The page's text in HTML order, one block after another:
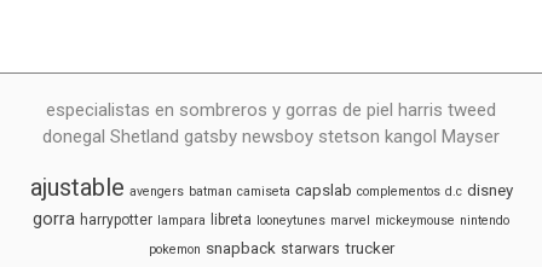
especialistas en sombreros y gorras de piel harris tweed
donegal Shetland gatsby newsboy stetson kangol Mayser
ajustable avengers batman camiseta capslab complementos d.c disney
gorra harrypotter lampara libreta looneytunes marvel mickeymouse nintendo
pokemon snapback starwars trucker